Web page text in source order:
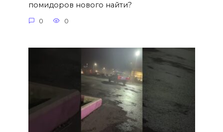
помидоров нового найти?
0 0